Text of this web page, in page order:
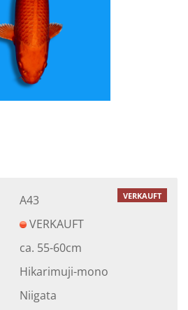
VERKAUFT
A43
VERKAUFT
ca. 55-60cm
Hikarimuji-mono
Niigata